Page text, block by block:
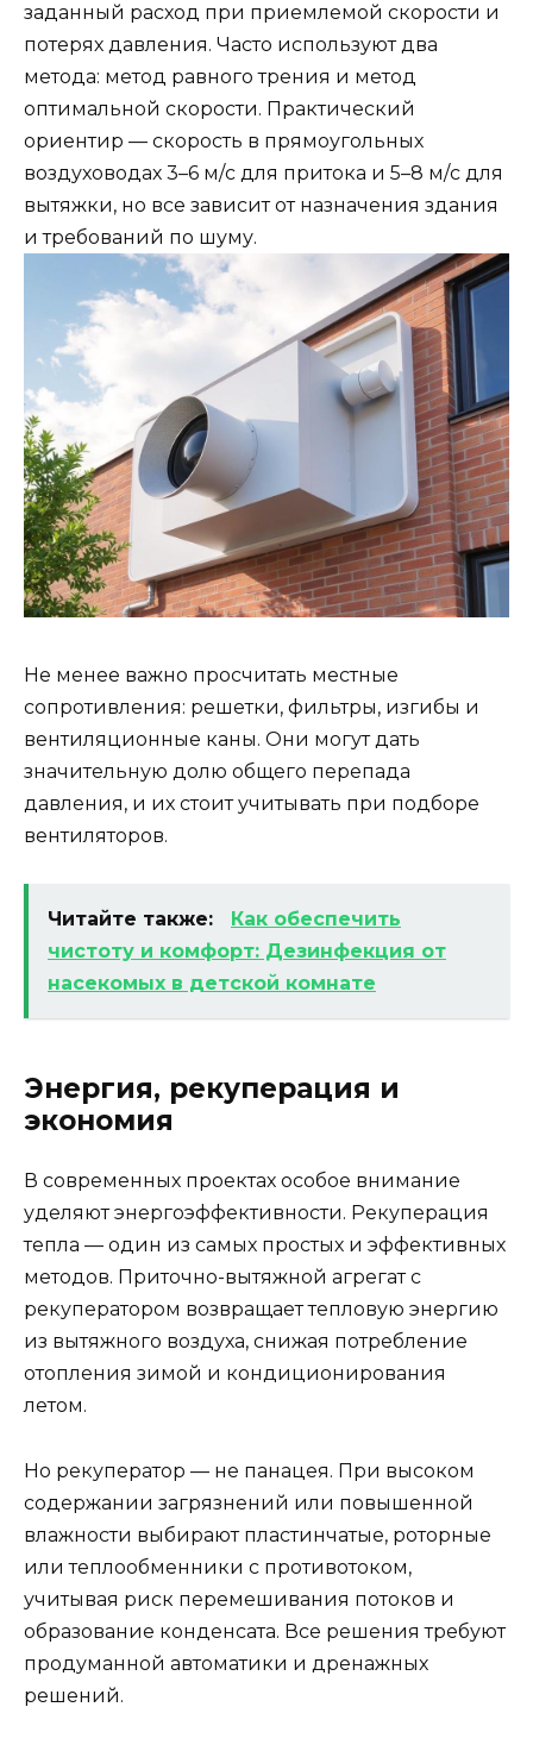
заданный расход при приемлемой скорости и
потерях давления. Часто используют два
метода: метод равного трения и метод
оптимальной скорости. Практический
ориентир — скорость в прямоугольных
воздуховодах 3–6 м/с для притока и 5–8 м/с для
вытяжки, но все зависит от назначения здания
и требований по шуму.
Не менее важно просчитать местные
сопротивления: решетки, фильтры, изгибы и
вентиляционные каны. Они могут дать
значительную долю общего перепада
давления, и их стоит учитывать при подборе
вентиляторов.
Читайте также:
Как обеспечить
чистоту и комфорт: Дезинфекция от
насекомых в детской комнате
Энергия, рекуперация и
экономия
В современных проектах особое внимание
уделяют энергоэффективности. Рекуперация
тепла — один из самых простых и эффективных
методов. Приточно-вытяжной агрегат с
рекуператором возвращает тепловую энергию
из вытяжного воздуха, снижая потребление
отопления зимой и кондиционирования
летом.
Но рекуператор — не панацея. При высоком
содержании загрязнений или повышенной
влажности выбирают пластинчатые, роторные
или теплообменники с противотоком,
учитывая риск перемешивания потоков и
образование конденсата. Все решения требуют
продуманной автоматики и дренажных
решений.